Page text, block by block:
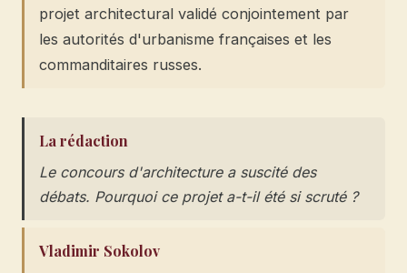
projet architectural validé conjointement par
les autorités d'urbanisme françaises et les
commanditaires russes.
La rédaction
Le concours d'architecture a suscité des
débats. Pourquoi ce projet a-t-il été si scruté ?
Vladimir Sokolov